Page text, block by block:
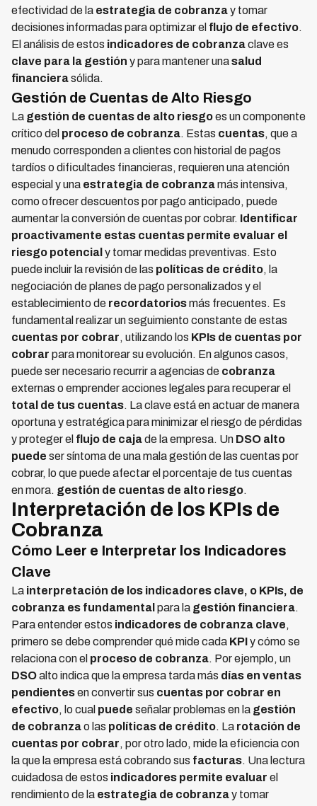
efectividad de la estrategia de cobranzay tomar
decisiones informadas para optimizar el flujo de efectivo.
El análisis de estos indicadores de cobranzaclave es
clave para la gestión y para mantener unasalud
financierasólida.
Gestión de Cuentas de Alto Riesgo
La gestión de cuentas de alto riesgoes un componente
crítico del proceso de cobranza. Estas cuentas, que a
menudo corresponden a clientes con historial de pagos
tardíos o dificultades financieras, requieren una atención
especial y una estrategia de cobranzamás intensiva,
como ofrecer descuentos por pago anticipado, puede
aumentar la conversión de cuentas por cobrar. Identificar
proactivamente estas cuentas permite evaluar el
riesgo potencial y tomar medidas preventivas. Esto
puede incluir la revisión de las políticas de crédito, la
negociación de planes de pago personalizados y el
establecimiento de recordatoriosmás frecuentes. Es
fundamental realizar un seguimiento constante de estas
cuentas por cobrar, utilizando los KPIs de cuentas por
cobrar para monitorear su evolución. En algunos casos,
puede ser necesario recurrir a agencias de cobranza
externas o emprender acciones legales para recuperar el
total de tus cuentas. La clave está en actuar de manera
oportuna y estratégica para minimizar el riesgo de pérdidas
y proteger el flujo de cajade la empresa. Un DSO alto
puede ser síntoma de una mala gestión de las cuentas por
cobrar, lo que puede afectar el porcentaje de tus cuentas
en mora. gestión de cuentas de alto riesgo.
Interpretación de los KPIs de
Cobranza
Cómo Leer e Interpretar los Indicadores
Clave
La interpretación de los indicadores clave, o KPIs, de
cobranza es fundamental para la gestión financiera.
Para entender estos indicadores de cobranza clave,
primero se debe comprender qué mide cada KPIy cómo se
relaciona con el proceso de cobranza. Por ejemplo, un
DSOalto indica que la empresa tarda más días en ventas
pendientesen convertir sus cuentas por cobrar en
efectivo, lo cual puede señalar problemas en la gestión
de cobranzao las políticas de crédito. La rotación de
cuentas por cobrar, por otro lado, mide la eficiencia con
la que la empresa está cobrando sus facturas. Una lectura
cuidadosa de estos indicadores permite evaluar el
rendimiento de la estrategia de cobranzay tomar